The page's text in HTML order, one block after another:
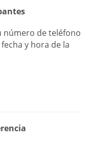
número de teléfono
y hora de la